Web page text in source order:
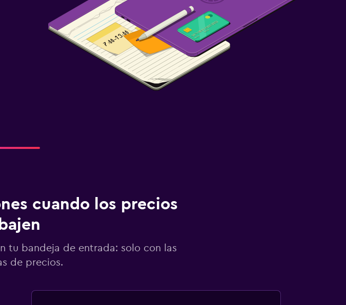
cuando los precios
bajen
tu bandeja de entrada: solo con las
de precios.